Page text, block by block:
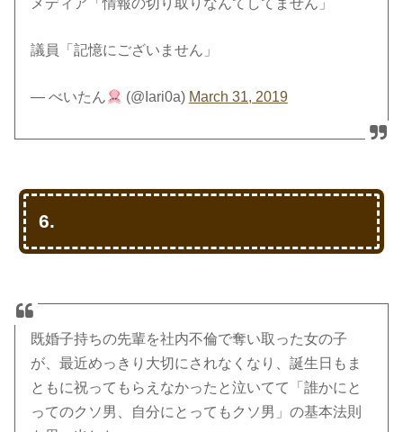
メディア「情報の切り取りなんてしてません」
議員「記憶にございません」
— べいたん (@Iari0a) March 31, 2019
6.
既婚子持ちの先輩を社内不倫で奪い取った女の子
が、最近めっきり大切にされなくなり、誕生日もま
ともに祝ってもらえなかったと泣いてて「誰かにと
ってのクソ男、自分にとってもクソ男」の基本法則